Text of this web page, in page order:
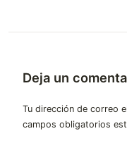
Deja un
Tu dirección de correo
campos obligatorios